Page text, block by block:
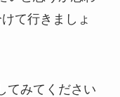
て行きましょ
てみてください